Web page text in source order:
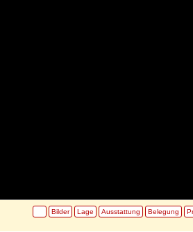
Bilder Lage Ausstattung Belegung